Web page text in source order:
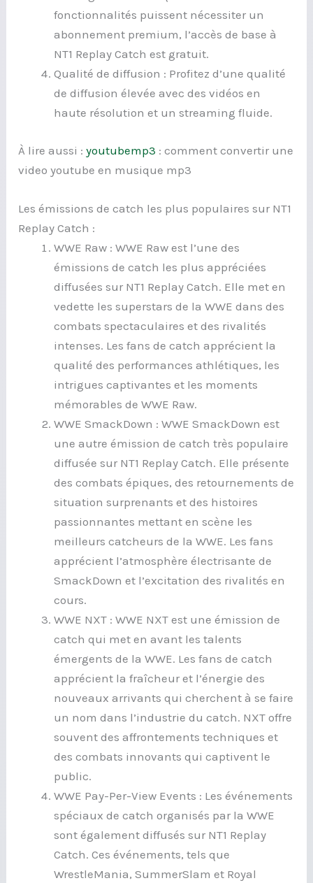
fonctionnalités puissent nécessiter un
abonnement premium, l’accès de base à
NT1 Replay Catch est gratuit.
Qualité de diffusion : Profitez d’une qualité
de diffusion élevée avec des vidéos en
haute résolution et un streaming fluide.
À lire aussi : youtubemp3 : comment convertir une
video youtube en musique mp3
Les émissions de catch les plus populaires sur NT1
Replay Catch :
WWE Raw : WWE Raw est l’une des
émissions de catch les plus appréciées
diffusées sur NT1 Replay Catch. Elle met en
vedette les superstars de la WWE dans des
combats spectaculaires et des rivalités
intenses. Les fans de catch apprécient la
qualité des performances athlétiques, les
intrigues captivantes et les moments
mémorables de WWE Raw.
WWE SmackDown : WWE SmackDown est
une autre émission de catch très populaire
diffusée sur NT1 Replay Catch. Elle présente
des combats épiques, des retournements de
situation surprenants et des histoires
passionnantes mettant en scène les
meilleurs catcheurs de la WWE. Les fans
apprécient l’atmosphère électrisante de
SmackDown et l’excitation des rivalités en
cours.
WWE NXT : WWE NXT est une émission de
catch qui met en avant les talents
émergents de la WWE. Les fans de catch
apprécient la fraîcheur et l’énergie des
nouveaux arrivants qui cherchent à se faire
un nom dans l’industrie du catch. NXT offre
souvent des affrontements techniques et
des combats innovants qui captivent le
public.
WWE Pay-Per-View Events : Les événements
spéciaux de catch organisés par la WWE
sont également diffusés sur NT1 Replay
Catch. Ces événements, tels que
WrestleMania, SummerSlam et Royal